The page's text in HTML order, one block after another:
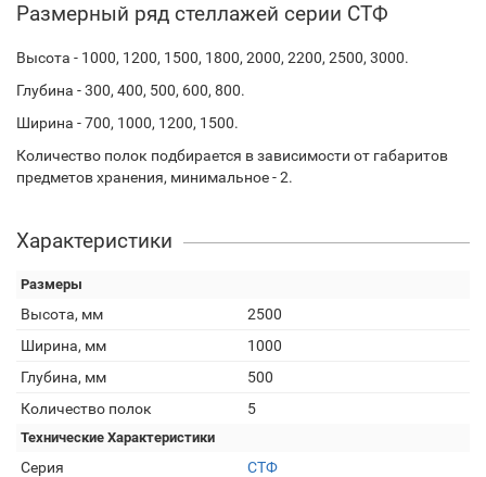
Размерный ряд стеллажей серии СТФ
Высота - 1000, 1200, 1500, 1800, 2000, 2200, 2500, 3000.
Глубина - 300, 400, 500, 600, 800.
Ширина - 700, 1000, 1200, 1500.
Количество полок подбирается в зависимости от габаритов
предметов хранения, минимальное - 2.
Характеристики
Размеры
Высота, мм
2500
Ширина, мм
1000
Глубина, мм
500
Количество полок
5
Технические Характеристики
Серия СТФ